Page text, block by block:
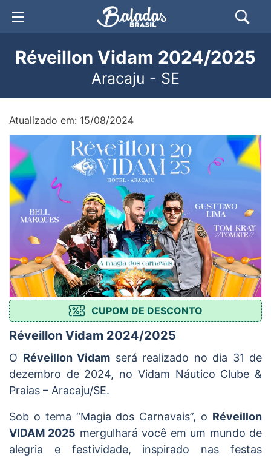
Réveillon Vidam 2024/2025
Aracaju - SE
Atualizado em: 15/08/2024
CUPOM DE DESCONTO
Réveillon Vidam 2024/2025
O Réveillon Vidam será realizado no dia 31 de
dezembro de 2024, no Vidam Náutico Clube &
Praias – Aracaju/SE.
Sob o tema “Magia dos Carnavais”, o Réveillon
VIDAM 2025 mergulhará você em um mundo de
alegria e festividade, inspirado nas festas